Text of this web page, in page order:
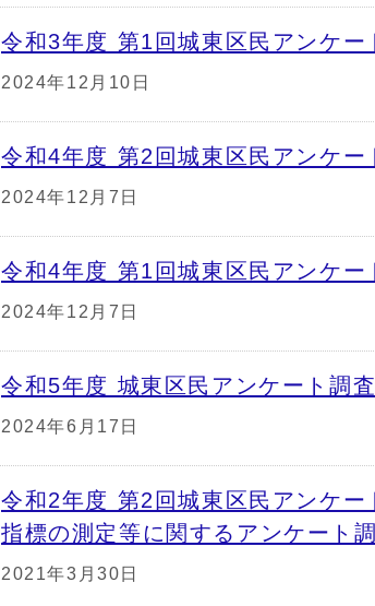
令和3年度 第1回城東区民アンケー
2024年12月10日
令和4年度 第2回城東区民アンケー
2024年12月7日
令和4年度 第1回城東区民アンケー
2024年12月7日
令和5年度 城東区民アンケート調査
2024年6月17日
令和2年度 第2回城東区民アンケー
指標の測定等に関するアンケート調
2021年3月30日